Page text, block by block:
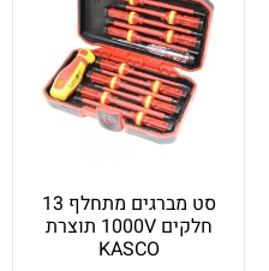
סט מברגים מתחלף 13
חלקים 1000V תוצרת
KASCO